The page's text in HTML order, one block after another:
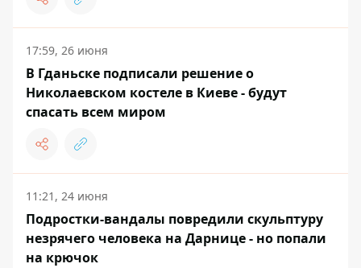
17:59, 26 июня
В Гданьске подписали решение о
Николаевском костеле в Киеве - будут
спасать всем миром
11:21, 24 июня
Подростки-вандалы повредили скульптуру
незрячего человека на Дарнице - но попали
на крючок